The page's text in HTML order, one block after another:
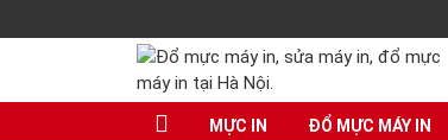
MỰC IN ĐỔ MỰC MÁY IN